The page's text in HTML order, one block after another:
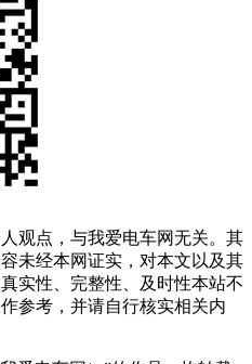
观点，与我爱电车网无关。其
未经本网证实，对本文以及其
实性、完整性、及时性本站不
参考，并请自行核实相关内